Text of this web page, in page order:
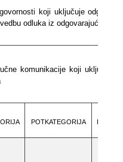
koji uključuje
odluka iz odgovarajućeg
komunikacije koji uključuje
POTKATEGORIJA RAZINA